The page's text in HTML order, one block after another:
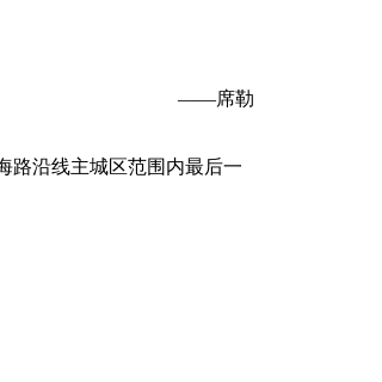
——席勒
路沿线主城区范围内最后一